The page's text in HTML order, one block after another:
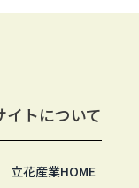
イトについて
立花産業HOME